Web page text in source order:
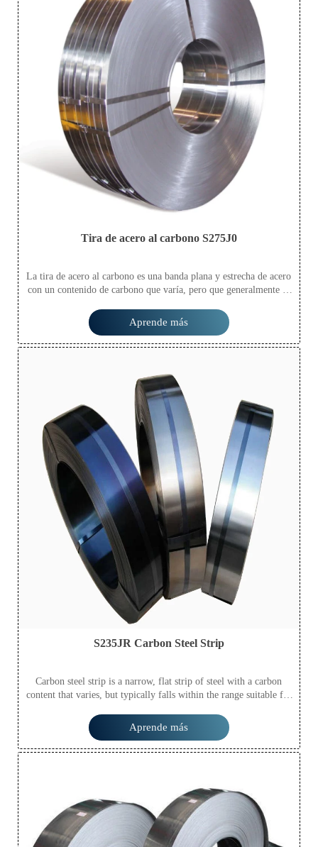
Tira de acero al carbono S275J0
La tira de acero al carbono es una banda plana y estrecha de acero
con un contenido de carbono que varía, pero que generalmente se
Combina resistencia, durabilidad y conformabilidad, lo que la hace
versátil en diversas industrias.
Aprende más
S235JR Carbon Steel Strip
Carbon steel strip is a narrow, flat strip of steel with a carbon
content that varies, but typically falls within the range suitable for
formability, making it versatile across industries.
Aprende más